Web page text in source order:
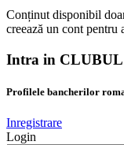
Conținut disponibil
creează un cont pentru
Intra in
Profilele bancherilor
Inregistrare
Login